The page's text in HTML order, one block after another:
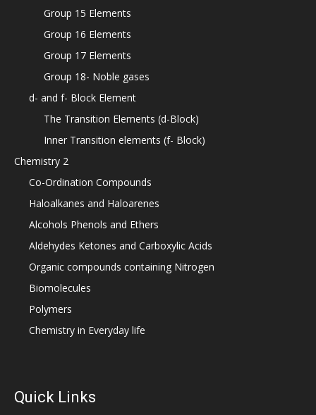
Group 15 Elements
Group 16 Elements
Group 17 Elements
Group 18- Noble gases
d- and f- Block Element
The Transition Elements (d-Block)
Inner Transition elements (f- Block)
Chemistry 2
Co-Ordination Compounds
Haloalkanes and Haloarenes
Alcohols Phenols and Ethers
Aldehydes Ketones and Carboxylic Acids
Organic compounds containing Nitrogen
Biomolecules
Polymers
Chemistry in Everyday life
Quick Links